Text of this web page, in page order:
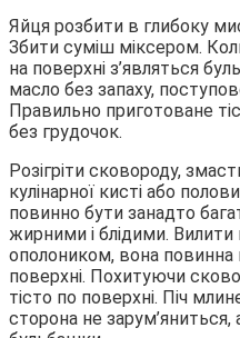
Яйця розбити в глибоку
Збити суміш міксером.
на поверхні з’являться
масло без запаху,
Правильно приготоване
без грудочок.
Розігріти сковороду,
кулінарної кисті або
повинно бути занадто
жирними і блідими. Вилити
ополоником, вона повинна
поверхні. Похитуючи
тісто по поверхні. Піч
сторона не зарум’яниться,